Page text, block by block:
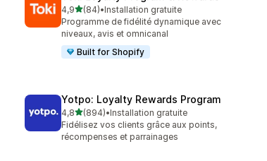
4,9étoile(s) sur 5
(84)
84 avis au total
•Installation gratuite
Programme de fidélité dynamique avec
niveaux, avis et omnicanal
Built for Shopify
Yotpo: Loyalty Rewards Program
4,8étoile(s) sur 5
(894)
894 avis au total
•Installation gratuite
Fidélisez vos clients grâce aux points,
récompenses et parrainages